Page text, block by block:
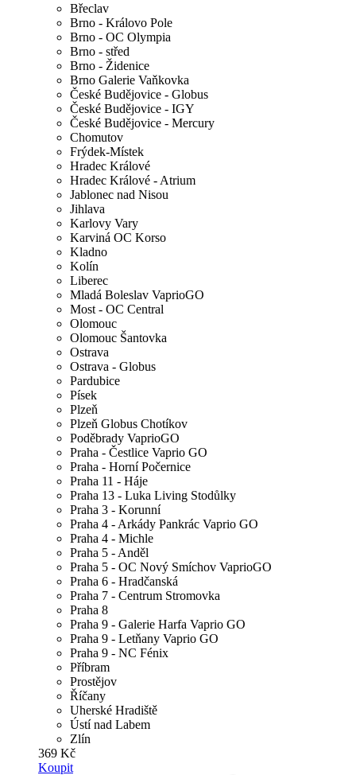
Břeclav
Brno - Královo Pole
Brno - OC Olympia
Brno - střed
Brno - Židenice
Brno Galerie Vaňkovka
České Budějovice - Globus
České Budějovice - IGY
České Budějovice - Mercury
Chomutov
Frýdek-Místek
Hradec Králové
Hradec Králové - Atrium
Jablonec nad Nisou
Jihlava
Karlovy Vary
Karviná OC Korso
Kladno
Kolín
Liberec
Mladá Boleslav VaprioGO
Most - OC Central
Olomouc
Olomouc Šantovka
Ostrava
Ostrava - Globus
Pardubice
Písek
Plzeň
Plzeň Globus Chotíkov
Poděbrady VaprioGO
Praha - Čestlice Vaprio GO
Praha - Horní Počernice
Praha 11 - Háje
Praha 13 - Luka Living Stodůlky
Praha 3 - Korunní
Praha 4 - Arkády Pankrác Vaprio GO
Praha 4 - Michle
Praha 5 - Anděl
Praha 5 - OC Nový Smíchov VaprioGO
Praha 6 - Hradčanská
Praha 7 - Centrum Stromovka
Praha 8
Praha 9 - Galerie Harfa Vaprio GO
Praha 9 - Letňany Vaprio GO
Praha 9 - NC Fénix
Příbram
Prostějov
Říčany
Uherské Hradiště
Ústí nad Labem
Zlín
369 Kč
Koupit